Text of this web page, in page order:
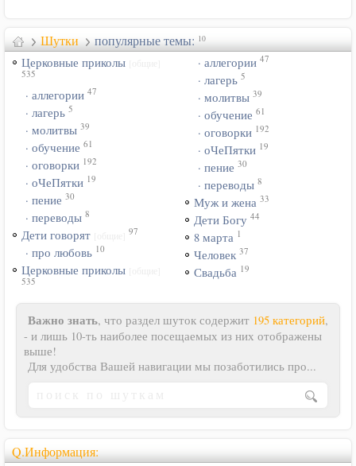
Шутки популярные темы: 10
Церковные приколы
535
· аллегории 47
· лагерь 5
· молитвы 39
· обучение 61
· оговорки 192
· оЧеПятки 19
· пение 30
· переводы 8
Дети говорят 97
· про любовь 10
Церковные приколы
535
· аллегории 47
· лагерь 5
· молитвы 39
· обучение 61
· оговорки 192
· оЧеПятки 19
· пение 30
· переводы 8
Муж и жена 33
Дети Богу 44
8 марта 1
Человек 37
Свадьба 19
Важно знать, что раздел шуток содержит 195 категорий,
- и лишь 10-ть наиболее посещаемых из них отображены
выше!
Для удобства Вашей навигации мы позаботились про...
Q.Информация: